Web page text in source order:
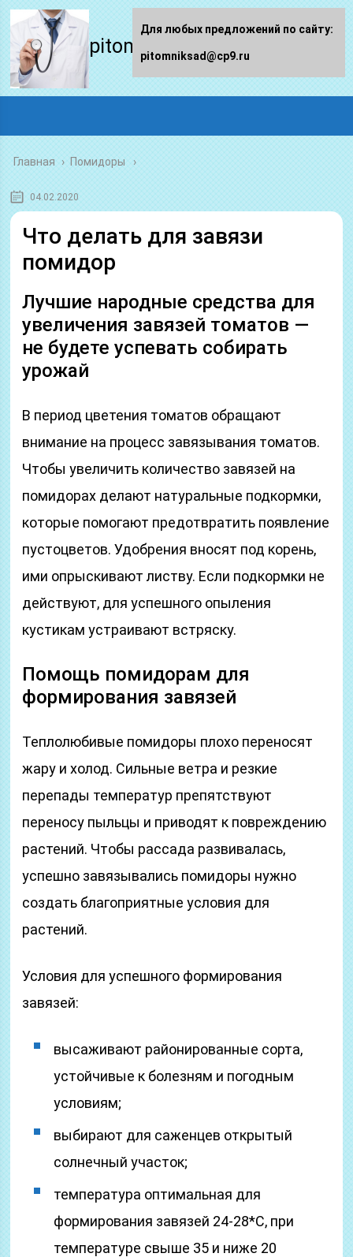
pitomniksad.ru
Главная › Помидоры
04.02.2020
Что делать для завязи
помидор
Лучшие народные средства для
увеличения завязей томатов —
не будете успевать собирать
урожай
В период цветения томатов обращают
внимание на процесс завязывания томатов.
Чтобы увеличить количество завязей на
помидорах делают натуральные подкормки,
которые помогают предотвратить появление
пустоцветов. Удобрения вносят под корень,
ими опрыскивают листву. Если подкормки не
действуют, для успешного опыления
кустикам устраивают встряску.
Помощь помидорам для
формирования завязей
Теплолюбивые помидоры плохо переносят
жару и холод. Сильные ветра и резкие
перепады температур препятствуют
переносу пыльцы и приводят к повреждению
растений. Чтобы рассада развивалась,
успешно завязывались помидоры нужно
создать благоприятные условия для
растений.
Условия для успешного формирования
завязей:
высаживают районированные сорта,
устойчивые к болезням и погодным
условиям;
выбирают для саженцев открытый
солнечный участок;
температура оптимальная для
формирования завязей 24-28*С, при
температуре свыше 35 и ниже 20
Для любых предложений по сайту:
pitomniksad@cp9.ru